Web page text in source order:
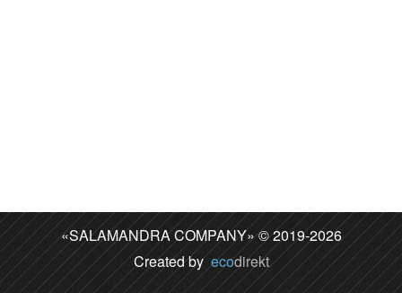
«SALAMANDRA COMPANY» © 2019-2026
Created byecodirekt